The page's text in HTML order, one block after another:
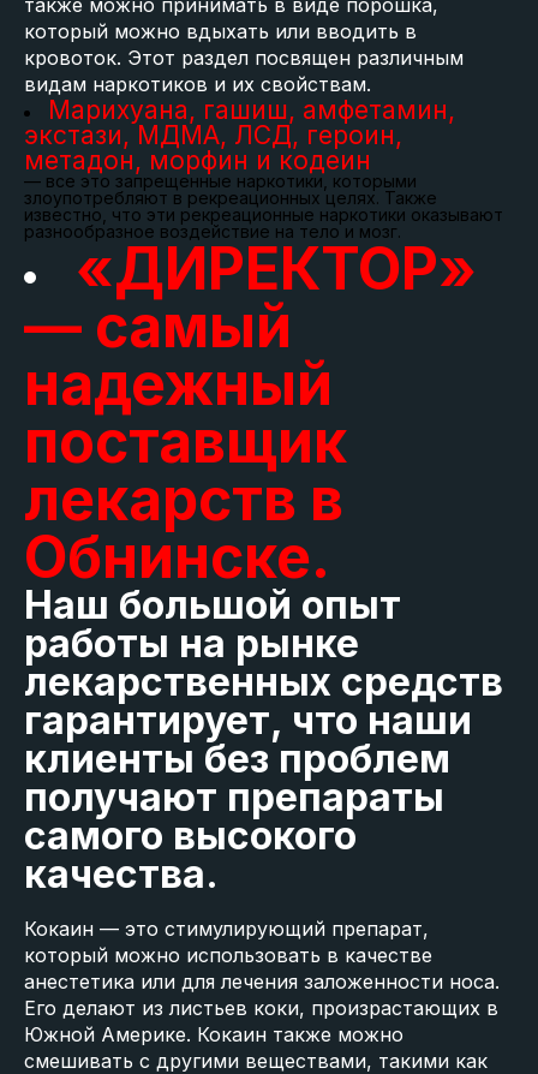
также можно принимать в виде порошка,
который можно вдыхать или вводить в
кровоток. Этот раздел посвящен различным
видам наркотиков и их свойствам.
Марихуана, гашиш, амфетамин,
экстази, МДМА, ЛСД, героин,
метадон, морфин и кодеин
— все это запрещенные наркотики, которыми
злоупотребляют в рекреационных целях. Также
известно, что эти рекреационные наркотики оказывают
разнообразное воздействие на тело и мозг.
«ДИРЕКТОР»
— самый
надежный
поставщик
лекарств в
Обнинске.
Наш большой опыт
работы на рынке
лекарственных средств
гарантирует, что наши
клиенты без проблем
получают препараты
самого высокого
качества.
Кокаин — это стимулирующий препарат,
который можно использовать в качестве
анестетика или для лечения заложенности носа.
Его делают из листьев коки, произрастающих в
Южной Америке. Кокаин также можно
смешивать с другими веществами, такими как